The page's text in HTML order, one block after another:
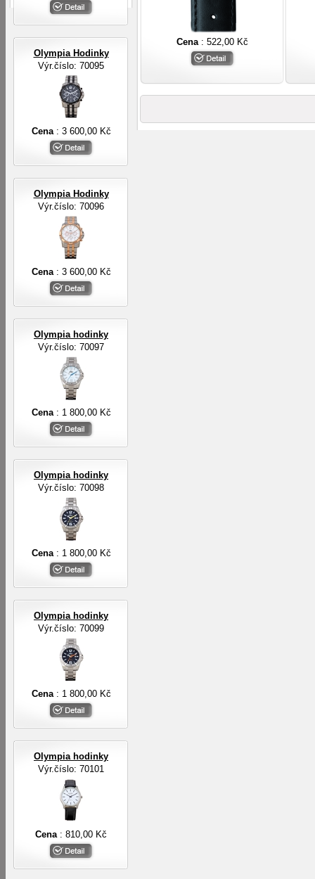
Cena : 522,00 Kč
Olympia Hodinky
Výr.číslo: 70095
Cena : 3 600,00 Kč
Olympia Hodinky
Výr.číslo: 70096
Cena : 3 600,00 Kč
Olympia hodinky
Výr.číslo: 70097
Cena : 1 800,00 Kč
Olympia hodinky
Výr.číslo: 70098
Cena : 1 800,00 Kč
Olympia hodinky
Výr.číslo: 70099
Cena : 1 800,00 Kč
Olympia hodinky
Výr.číslo: 70101
Cena : 810,00 Kč